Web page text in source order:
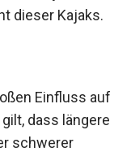
dieser Kajaks.
Einfluss auf
dass längere
schwerer